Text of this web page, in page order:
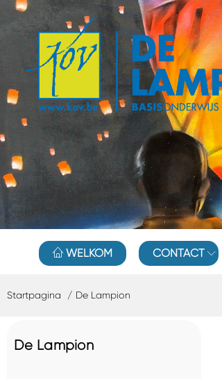
WELKOM CONTACT
Startpagina De Lampion
De Lampion